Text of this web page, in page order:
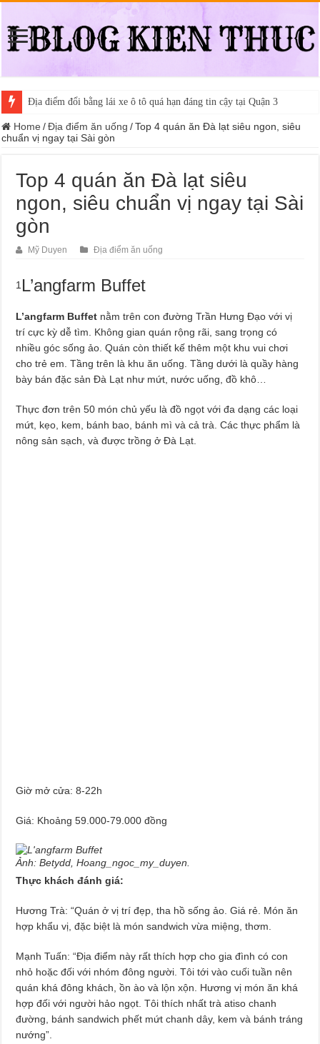
Địa điểm đổi bằng lái xe ô tô quá hạn đáng tin cậy tại Quận 3
Home / Địa điểm ăn uống / Top 4 quán ăn Đà lạt siêu ngon, siêu
chuẩn vị ngay tại Sài gòn
Top 4 quán ăn Đà lạt siêu
ngon, siêu chuẩn vị ngay tại Sài
gòn
Mỹ Duyen Địa điểm ăn uống
1 L’angfarm Buffet
L’angfarm Buffet nằm trên con đường Trần Hưng Đạo với vị
trí cực kỳ dễ tìm. Không gian quán rộng rãi, sang trọng có
nhiều góc sống ảo. Quán còn thiết kế thêm một khu vui chơi
cho trẻ em. Tầng trên là khu ăn uống. Tầng dưới là quầy hàng
bày bán đặc sản Đà Lạt như mứt, nước uống, đồ khô…
Thực đơn trên 50 món chủ yếu là đồ ngọt với đa dạng các loại
mứt, kẹo, kem, bánh bao, bánh mì và cả trà. Các thực phẩm là
nông sản sạch, và được trồng ở Đà Lạt.
Giờ mở cửa: 8-22h
Giá: Khoảng 59.000-79.000 đồng
Ảnh: Betydd, Hoang_ngoc_my_duyen.
Thực khách đánh giá:
Hương Trà: “Quán ở vị trí đẹp, tha hồ sống ảo. Giá rẻ. Món ăn
hợp khẩu vị, đặc biệt là món sandwich vừa miệng, thơm.
Mạnh Tuấn: “Địa điểm này rất thích hợp cho gia đình có con
nhỏ hoặc đối với nhóm đông người. Tôi tới vào cuối tuần nên
quán khá đông khách, ồn ào và lộn xộn. Hương vị món ăn khá
hợp đối với người hảo ngọt. Tôi thích nhất trà atiso chanh
đường, bánh sandwich phết mứt chanh dây, kem và bánh tráng
nướng”.